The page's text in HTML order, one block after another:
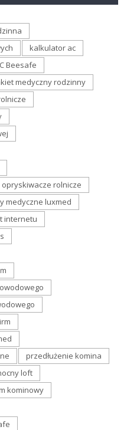
kalkulator ac
Beesafe
medyczny rodzinny
opryskiwacze rolnicze
medyczne luxmed
internetu
przedłużenie komina
loft
kominowy